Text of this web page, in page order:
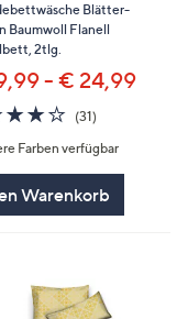
Blätter-
Baumwoll Flanell
2tlg.
- € 24,99
4.2
von
5
(31)31
Farben verfügbar
Warenkorb